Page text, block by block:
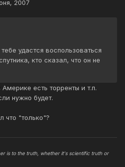
2007
удастся воспользоваться
кто сказал, что он не
есть торренты и т.п.
нужно будет.
что "только"?
is to the truth, whether it's scientific truth or